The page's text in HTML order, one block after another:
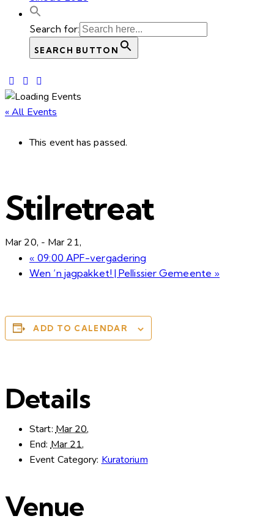
Search for:
SEARCH BUTTON
« All Events
This event has passed.
Stilretreat
Mar 20, - Mar 21,
« 09:00 APF-vergadering
Wen ‘n jagpakket! | Pellissier Gemeente »
ADD TO CALENDAR
Details
Start: Mar 20,
End: Mar 21,
Event Category: Kuratorium
Venue